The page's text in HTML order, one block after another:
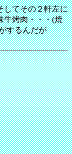
してその２軒左に
牛烤肉・・・(焼
するんだが